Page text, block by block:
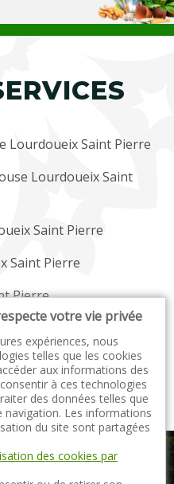
Lourdoueix Saint Pierre
Lourdoueix Saint
Saint Pierre
Saint Pierre
Pierre
Pierre
Pierre
votre vie privée
expériences, nous
telles que les cookies
aux informations des
à ces technologies
des données telles que
Les informations
du site sont partagées
des cookies par